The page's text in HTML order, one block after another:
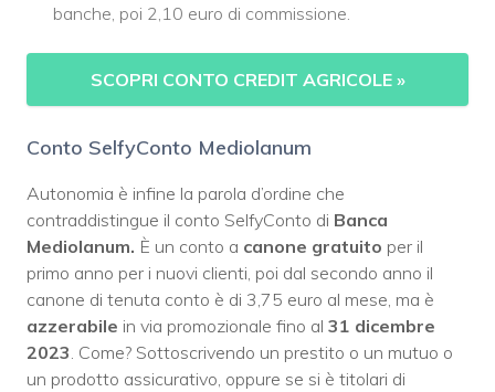
banche, poi 2,10 euro di commissione.
SCOPRI CONTO CREDIT AGRICOLE »
Conto SelfyConto Mediolanum
Autonomia è infine la parola d’ordine che
contraddistingue il conto SelfyConto di Banca
Mediolanum. È un conto a canone gratuito per il
primo anno per i nuovi clienti, poi dal secondo anno il
canone di tenuta conto è di 3,75 euro al mese, ma è
azzerabile in via promozionale fino al 31 dicembre
2023 . Come? Sottoscrivendo un prestito o un mutuo o
un prodotto assicurativo, oppure se si è titolari di